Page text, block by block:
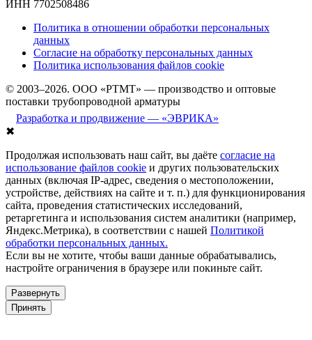
ИНН 7702508486
Политика в отношении обработки персональных
данных
Согласие на обработку персональных данных
Политика использования файлов cookie
© 2003–2026. ООО «РТМТ» — производство и оптовые
поставки трубопроводной арматуры
Разработка и продвижение — «ЭВРИКА»
✖
Продолжая использовать наш сайт, вы даёте согласие на
использование файлов cookie и других пользовательских
данных (включая IP-адрес, сведения о местоположении,
устройстве, действиях на сайте и т. п.) для функционирования
сайта, проведения статистических исследований,
ретаргетинга и использования систем аналитики (например,
Яндекс.Метрика), в соответствии с нашей Политикой
обработки персональных данных.
Если вы не хотите, чтобы ваши данные обрабатывались,
настройте ограничения в браузере или покиньте сайт.
Развернуть
Принять